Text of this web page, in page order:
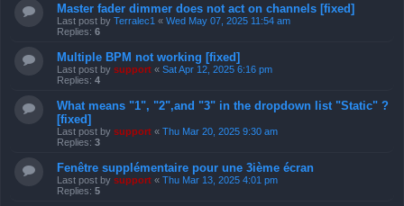
Master fader dimmer does not act on channels [fixed]
Last post by Terralec1 « Wed May 07, 2025 11:54 am
Replies: 6
Multiple BPM not working [fixed]
Last post by support « Sat Apr 12, 2025 6:16 pm
Replies: 4
What means "1", "2",and "3" in the dropdown list "Static" ?
[fixed]
Last post by support « Thu Mar 20, 2025 9:30 am
Replies: 3
Fenêtre supplémentaire pour une 3ième écran
Last post by support « Thu Mar 13, 2025 4:01 pm
Replies: 5